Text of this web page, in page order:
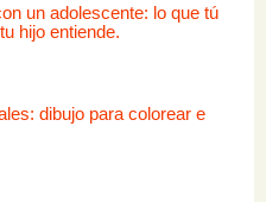
un adolescente: lo que tú
hijo entiende.
dibujo para colorear e